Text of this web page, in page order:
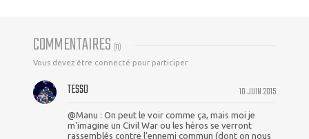
COMMENTAIRES (11)
Vous devez être connecté pour participer
10 JUIN 2015
TESSO
@Manu : On peut le voir comme ça, mais moi je
m'imagine un Civil War ou les héros se verront
rassemblés contre l'ennemi commun (dont on nous